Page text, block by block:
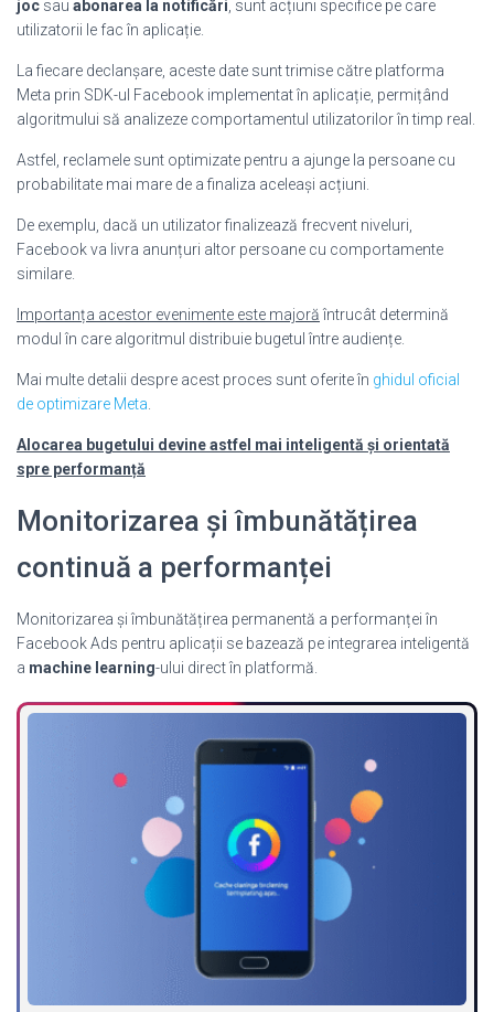
joc sau abonarea la notificări , sunt acțiuni specifice pe care
utilizatorii le fac în aplicație.
La fiecare declanșare, aceste date sunt trimise către platforma
Meta prin SDK-ul Facebook implementat în aplicație, permițând
algoritmului să analizeze comportamentul utilizatorilor în timp real.
Astfel, reclamele sunt optimizate pentru a ajunge la persoane cu
probabilitate mai mare de a finaliza aceleași acțiuni.
De exemplu, dacă un utilizator finalizează frecvent niveluri,
Facebook va livra anunțuri altor persoane cu comportamente
similare.
Importanța acestor evenimente este majoră întrucât determină
modul în care algoritmul distribuie bugetul între audiențe.
Mai multe detalii despre acest proces sunt oferite în ghidul oficial
de optimizare Meta
Alocarea bugetului devine astfel mai inteligentă și orientată
spre performanță
Monitorizarea și îmbunătățirea
continuă a performanței
Monitorizarea și îmbunătățirea permanentă a performanței în
Facebook Ads pentru aplicații se bazează pe integrarea inteligentă
a machine learning-ului direct în platformă.